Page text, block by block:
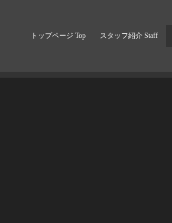
トップページ Top スタッフ紹介 Staff